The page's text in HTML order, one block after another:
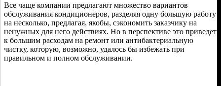
Все чаще компании предлагают множество вариантов
обслуживания кондиционеров, разделяя одну большую работу
на несколько, предлагая, якобы, сэкономить заказчику на
ненужных для него действиях. Но в перспективе это приведет
к большим расходам на ремонт или антибактериальную
чистку, которую, возможно, удалось бы избежать при
правильном и полном обслуживании.